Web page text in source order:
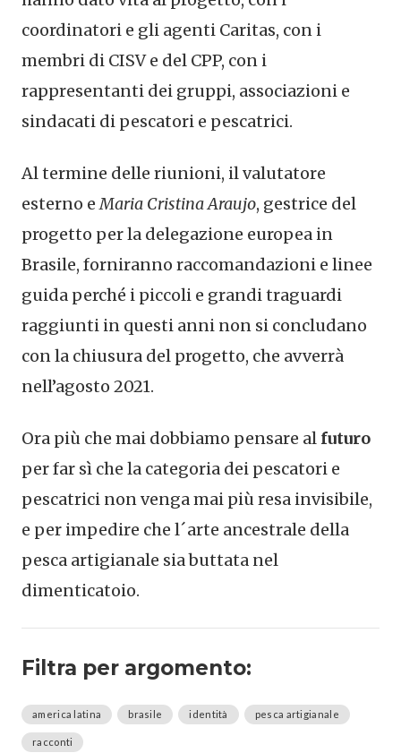
coordinatori e gli agenti Caritas, con i
membri di CISV e del CPP, con i
rappresentanti dei gruppi, associazioni e
sindacati di pescatori e pescatrici.
Al termine delle riunioni, il valutatore
esterno eMaria Cristina Araujo, gestrice del
progetto per la delegazione europea in
Brasile, forniranno raccomandazioni e linee
guida perché i piccoli e grandi traguardi
raggiunti in questi anni non si concludano
con la chiusura del progetto, che avverrà
nell’agosto 2021.
Ora più che mai dobbiamo pensare al futuro
per far sì che la categoria dei pescatori e
pescatrici non venga mai più resa invisibile,
e per impedire che l´arte ancestrale della
pesca artigianale sia buttata nel
dimenticatoio.
Filtra per argomento:
america latina brasile identità pesca artigianale
racconti